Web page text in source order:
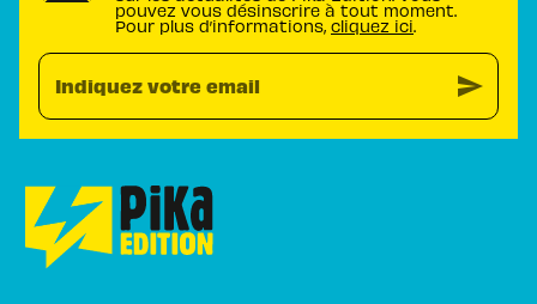
pouvez vous désinscrire à tout moment.
Pour plus d’informations, cliquez ici.
Indiquez votre email send